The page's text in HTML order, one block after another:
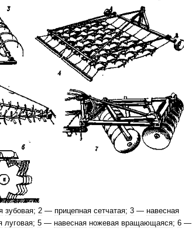
зубовая; 2 — прицепная сетчатая; 3 — навесная
луговая; 5— навесная ножевая вращающаяся; 6—